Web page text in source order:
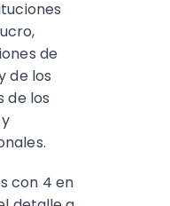
de
de los
de los
con 4 en